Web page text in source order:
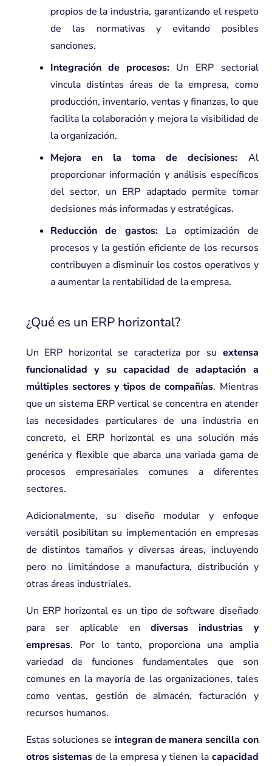
propios de la industria, garantizando el respeto
de las normativas y evitando posibles
sanciones.
Integración de procesos: Un ERP sectorial
vincula distintas áreas de la empresa, como
producción, inventario, ventas y finanzas, lo que
facilita la colaboración y mejora la visibilidad de
la organización.
Mejora en la toma de decisiones: Al
proporcionar información y análisis específicos
del sector, un ERP adaptado permite tomar
decisiones más informadas y estratégicas.
Reducción de gastos:La optimización de
procesos y la gestión eficiente de los recursos
contribuyen a disminuir los costos operativos y
a aumentar la rentabilidad de la empresa.
¿Qué es un ERP horizontal?
Un ERP horizontal se caracteriza por su extensa
funcionalidad y su capacidad de adaptación a
múltiples sectores y tipos de compañías. Mientras
que un sistema ERP vertical se concentra en atender
las necesidades particulares de una industria en
concreto, el ERP horizontal es una solución más
genérica y flexible que abarca una variada gama de
procesos empresariales comunes a diferentes
sectores.
Adicionalmente, su diseño modular y enfoque
versátil posibilitan su implementación en empresas
de distintos tamaños y diversas áreas, incluyendo
pero no limitándose a manufactura, distribución y
otras áreas industriales.
Un ERP horizontal es un tipo de software diseñado
para ser aplicable en diversas industrias y
empresas. Por lo tanto, proporciona una amplia
variedad de funciones fundamentales que son
comunes en la mayoría de las organizaciones, tales
como ventas, gestión de almacén, facturación y
recursos humanos.
Estas soluciones se integran de manera sencilla con
otros sistemasde la empresa y tienen lacapacidad